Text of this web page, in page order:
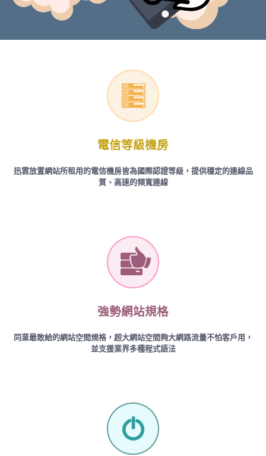
電信等級機房
迅雲放置網站所租用的電信機房皆為國際認證等級，提供穩定的連線品
質、高速的頻寬連線
強勢網站規格
同業最敢給的網站空間規格，超大網站空間夠大網路流量不怕客戶用，
並支援業界多種程式語法